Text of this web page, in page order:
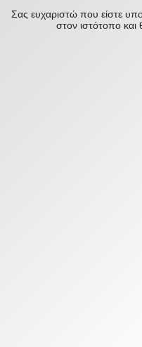
Σας ευχαριστώ που είστε
στον ιστότοπο και